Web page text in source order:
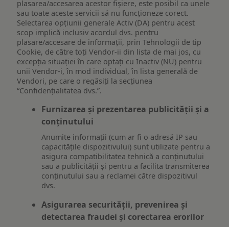
plasarea/accesarea acestor fișiere, este posibil ca unele
sau toate aceste servicii să nu funcționeze corect.
Selectarea opțiunii generale Activ (DA) pentru acest
scop implică inclusiv acordul dvs. pentru
plasare/accesare de informații, prin Tehnologii de tip
Cookie, de către toți Vendor-ii din lista de mai jos, cu
excepția situației în care optați cu Inactiv (NU) pentru
unii Vendor-i, în mod individual, în lista generală de
Vendori, pe care o regăsiți la secțiunea
“Confidențialitatea dvs.”.
Furnizarea și prezentarea publicității și a
conținutului
Anumite informații (cum ar fi o adresă IP sau
capacitățile dispozitivului) sunt utilizate pentru a
asigura compatibilitatea tehnică a conținutului
sau a publicității și pentru a facilita transmiterea
conținutului sau a reclamei către dispozitivul
dvs.
Asigurarea securității, prevenirea și
detectarea fraudei și corectarea erorilor